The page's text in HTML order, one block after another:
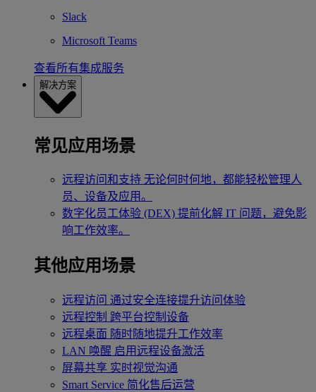
Slack
Microsoft Teams
查看所有集成服务
解决方案
常见应用场景
远程访问和支持 无论何时何地，都能轻松管理人
员、设备及应用。
数字化员工体验 (DEX) 提前化解 IT 问题，避免影
响工作效率。
其他应用场景
远程访问 通过安全连接提升访问体验
远程控制 跨平台控制设备
远程桌面 随时随地提升工作效率
LAN 唤醒 启用远程设备激活
屏幕共享 实时视觉沟通
Smart Service 简化售后运营